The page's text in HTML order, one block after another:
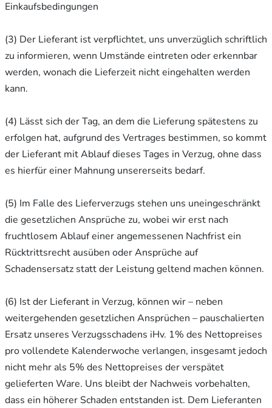
Einkaufsbedingungen
(3) Der Lieferant ist verpflichtet, uns unverzüglich schriftlich
zu informieren, wenn Umstände eintreten oder erkennbar
werden, wonach die Lieferzeit nicht eingehalten werden
kann.
(4) Lässt sich der Tag, an dem die Lieferung spätestens zu
erfolgen hat, aufgrund des Vertrages bestimmen, so kommt
der Lieferant mit Ablauf dieses Tages in Verzug, ohne dass
es hierfür einer Mahnung unsererseits bedarf.
(5) Im Falle des Lieferverzugs stehen uns uneingeschränkt
die gesetzlichen Ansprüche zu, wobei wir erst nach
fruchtlosem Ablauf einer angemessenen Nachfrist ein
Rücktrittsrecht ausüben oder Ansprüche auf
Schadensersatz statt der Leistung geltend machen können.
(6) Ist der Lieferant in Verzug, können wir – neben
weitergehenden gesetzlichen Ansprüchen – pauschalierten
Ersatz unseres Verzugsschadens iHv. 1% des Nettopreises
pro vollendete Kalenderwoche verlangen, insgesamt jedoch
nicht mehr als 5% des Nettopreises der verspätet
gelieferten Ware. Uns bleibt der Nachweis vorbehalten,
dass ein höherer Schaden entstanden ist. Dem Lieferanten